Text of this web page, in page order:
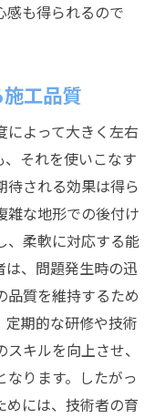
感も得られるので
工品質
によって大きく左右
それを使いこなす
待される効果は得ら
雑な地形での後付け
、柔軟に対応する能
は、問題発生時の迅
品質を維持するため
定期的な研修や技術
キルを向上させ、
ります。したがっ
めには、技術者の育